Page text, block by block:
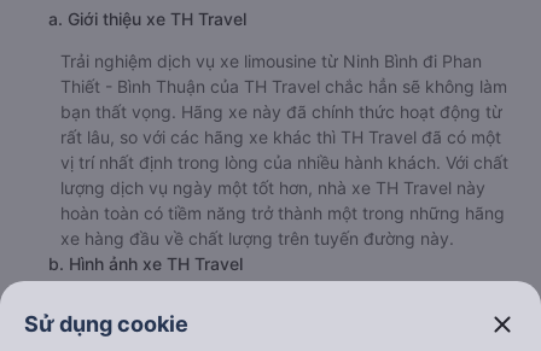
a. Giới thiệu xe TH Travel
Trải nghiệm dịch vụ xe limousine từ Ninh Bình đi Phan
Thiết - Bình Thuận của TH Travel chắc hẳn sẽ không làm
bạn thất vọng. Hãng xe này đã chính thức hoạt động từ
rất lâu, so với các hãng xe khác thì TH Travel đã có một
vị trí nhất định trong lòng của nhiều hành khách. Với chất
lượng dịch vụ ngày một tốt hơn, nhà xe TH Travel này
hoàn toàn có tiềm năng trở thành một trong những hãng
xe hàng đầu về chất lượng trên tuyến đường này.
b. Hình ảnh xe TH Travel
Sử dụng cookie close